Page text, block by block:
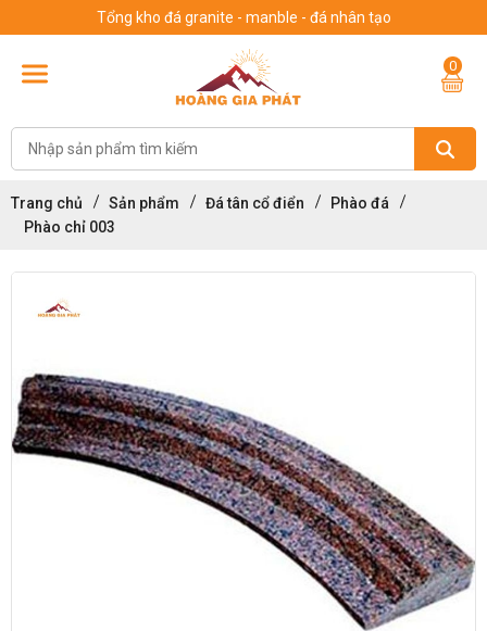
Tổng kho đá granite - manble - đá nhân tạo
0
Trang chủ Sản phẩm Đá tân cổ điển
Phào đá
Phào chỉ 003